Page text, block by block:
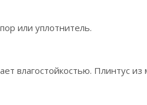
или уплотнитель.
влагостойкостью. Плинтус